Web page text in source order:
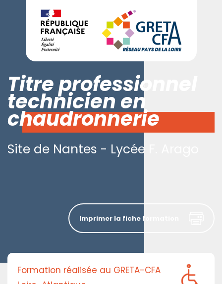
Titre professionnel
technicien en
chaudronnerie
Site de Nantes - Lycée F. Arago
Formation réalisée au GRETA-CFA
Imprimer la fiche formation